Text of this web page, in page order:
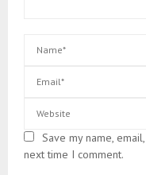
Save my name,
next time I comment.